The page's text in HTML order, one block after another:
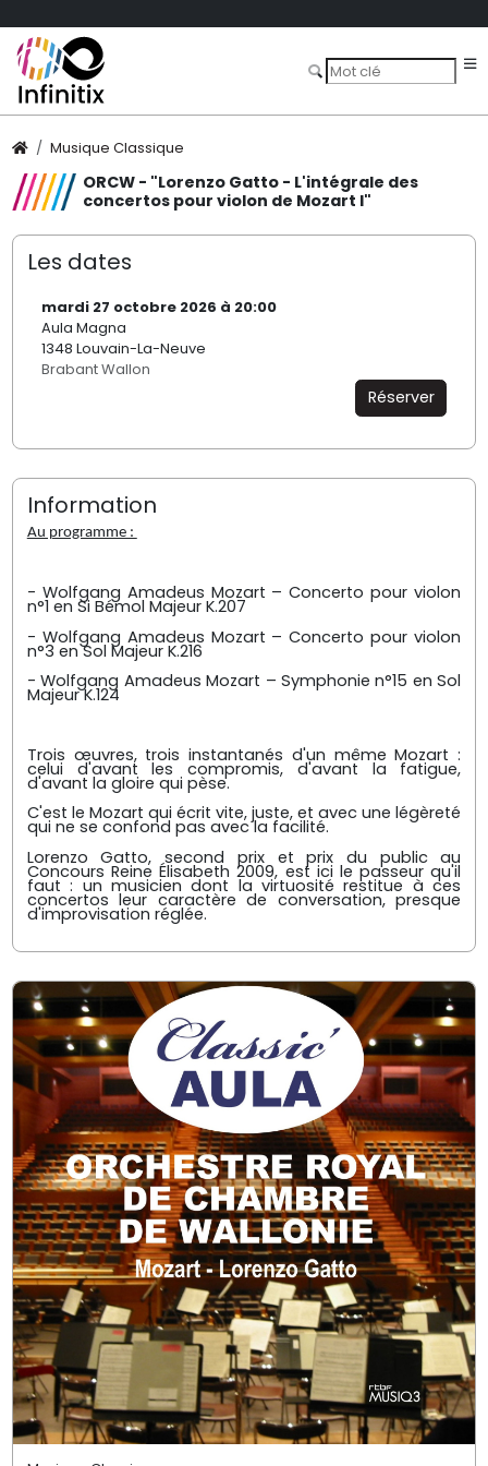
Musique Classique
ORCW - "Lorenzo Gatto - L'intégrale des
concertos pour violon de Mozart I"
Les dates
mardi 27 octobre 2026 à 20:00
Aula Magna
1348 Louvain-La-Neuve
Brabant Wallon
Réserver
Information
Au programme :
- Wolfgang Amadeus Mozart – Concerto pour violon
n°1 en Si Bémol Majeur K.207
- Wolfgang Amadeus Mozart – Concerto pour violon
n°3 en Sol Majeur K.216
- Wolfgang Amadeus Mozart – Symphonie n°15 en Sol
Majeur K.124
Trois œuvres, trois instantanés d'un même Mozart :
celui d'avant les compromis, d'avant la fatigue,
d'avant la gloire qui pèse.
C'est le Mozart qui écrit vite, juste, et avec une légèreté
qui ne se confond pas avec la facilité.
Lorenzo Gatto, second prix et prix du public au
Concours Reine Élisabeth 2009, est ici le passeur qu'il
faut : un musicien dont la virtuosité restitue à ces
concertos leur caractère de conversation, presque
d'improvisation réglée.